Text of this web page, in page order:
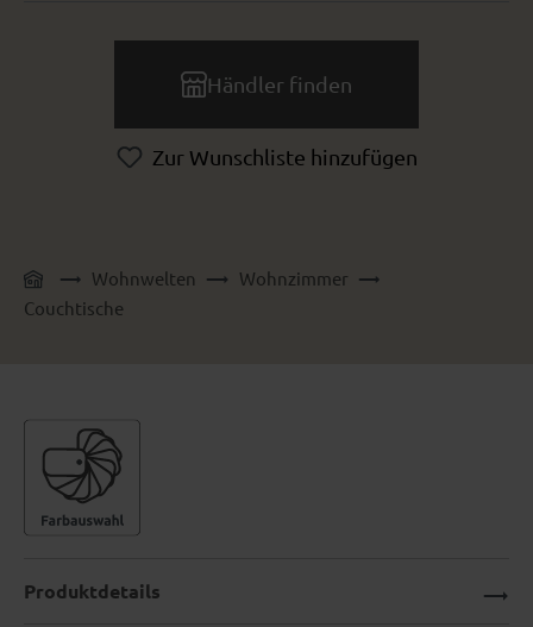
Händler finden
Zur Wunschliste hinzufügen
Wohnwelten
Wohnzimmer
Couchtische
Produktdetails